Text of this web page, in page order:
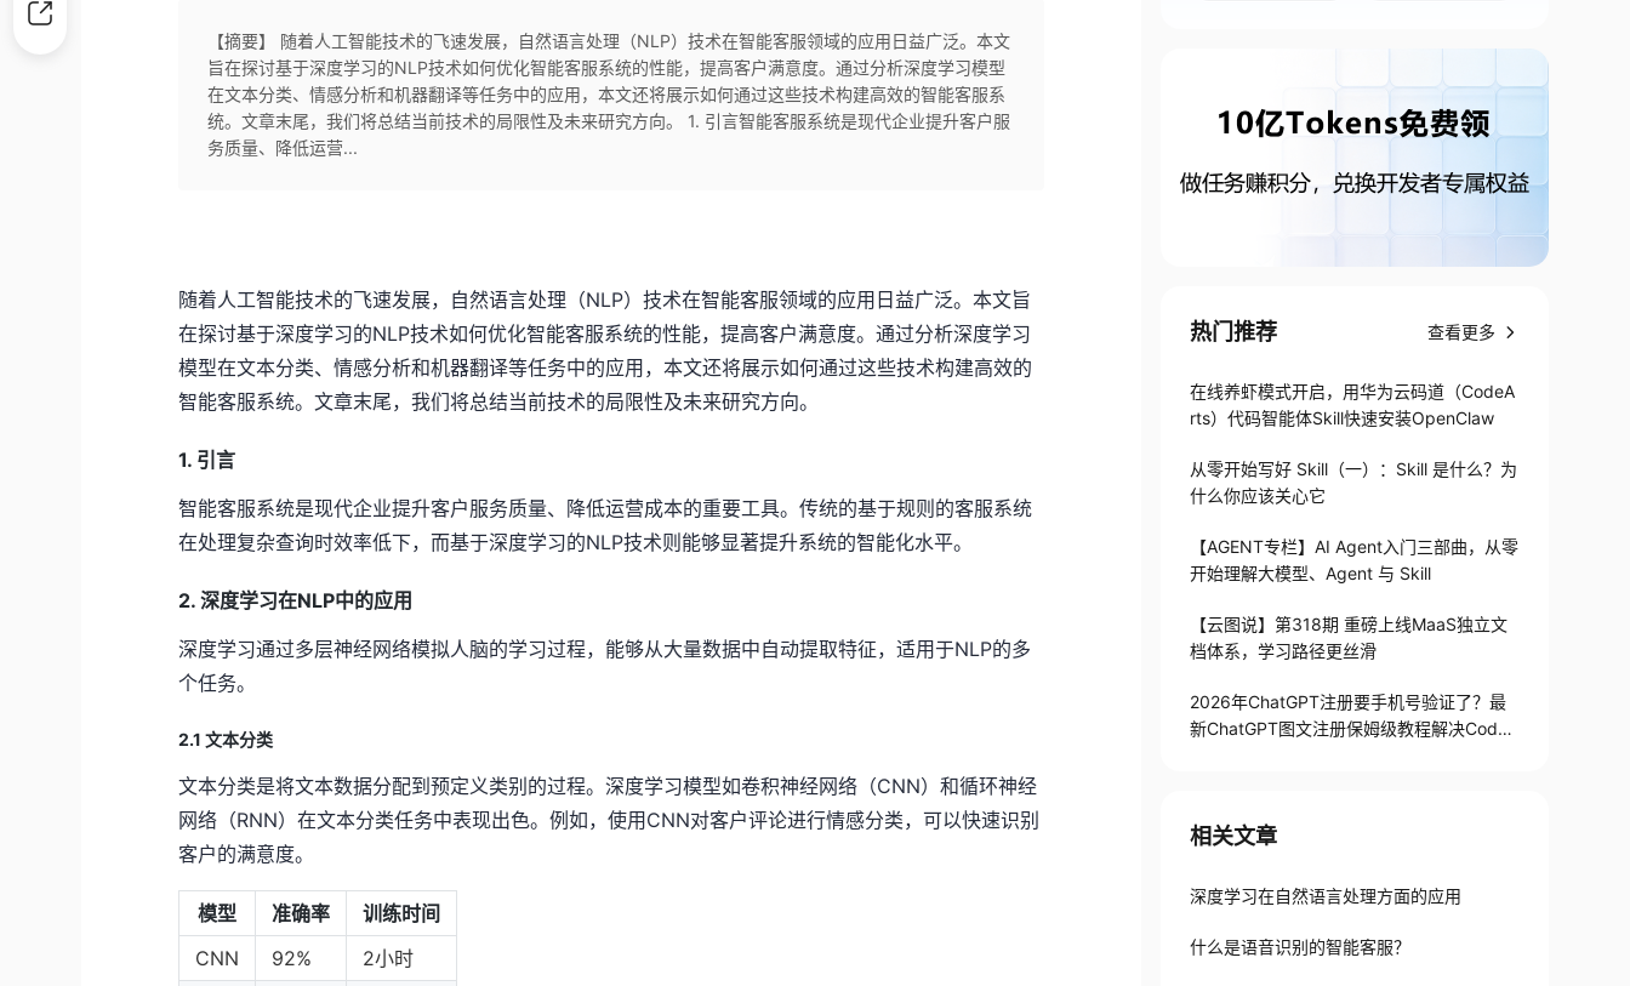
【摘要】 随着人工智能技术的飞速发展，自然语言处理（NLP）技术在智能客服领域的应用日益广泛。本文
旨在探讨基于深度学习的NLP技术如何优化智能客服系统的性能，提高客户满意度。通过分析深度学习模型
在文本分类、情感分析和机器翻译等任务中的应用，本文还将展示如何通过这些技术构建高效的智能客服系
统。文章末尾，我们将总结当前技术的局限性及未来研究方向。 1. 引言智能客服系统是现代企业提升客户服
务质量、降低运营...
随着人工智能技术的飞速发展，自然语言处理（NLP）技术在智能客服领域的应用日益广泛。本文旨
在探讨基于深度学习的NLP技术如何优化智能客服系统的性能，提高客户满意度。通过分析深度学习
模型在文本分类、情感分析和机器翻译等任务中的应用，本文还将展示如何通过这些技术构建高效的
智能客服系统。文章末尾，我们将总结当前技术的局限性及未来研究方向。
1. 引言
智能客服系统是现代企业提升客户服务质量、降低运营成本的重要工具。传统的基于规则的客服系统
在处理复杂查询时效率低下，而基于深度学习的NLP技术则能够显著提升系统的智能化水平。
2. 深度学习在NLP中的应用
深度学习通过多层神经网络模拟人脑的学习过程，能够从大量数据中自动提取特征，适用于NLP的多
个任务。
2.1 文本分类
文本分类是将文本数据分配到预定义类别的过程。深度学习模型如卷积神经网络（CNN）和循环神经
网络（RNN）在文本分类任务中表现出色。例如，使用CNN对客户评论进行情感分类，可以快速识别
客户的满意度。
模型 准确率
训练时间
CNN
92%
2小时
热门推荐 查看更多
在线养虾模式开启，用华为云码道（CodeA
rts）代码智能体Skill快速安装OpenClaw
从零开始写好 Skill（一）：Skill 是什么？为
什么你应该关心它
【AGENT专栏】AI Agent入门三部曲，从零
开始理解大模型、Agent 与 Skill
【云图说】第318期 重磅上线MaaS独立文
档体系，学习路径更丝滑
2026年ChatGPT注册要手机号验证了？最
新ChatGPT图文注册保姆级教程解决Codex
相关文章
深度学习在自然语言处理方面的应用
什么是语音识别的智能客服？